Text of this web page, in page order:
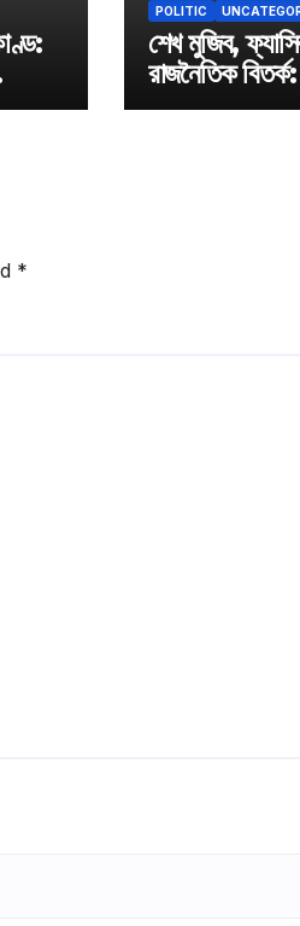
POLITIC
শেখ মুজিব,
রাজনৈতিক বিতর্ক:
প্রেক্ষাপট
*